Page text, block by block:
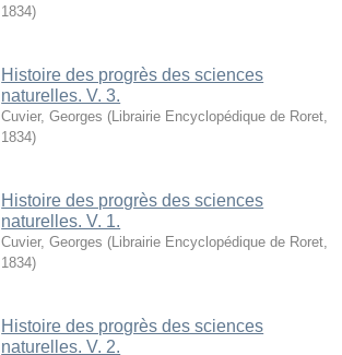
1834)
Histoire des progrès des sciences
naturelles. V. 3.
Cuvier, Georges ( Librairie Encyclopédique de Roret
1834)
Histoire des progrès des sciences
naturelles. V. 1.
Cuvier, Georges ( Librairie Encyclopédique de Roret
1834)
Histoire des progrès des sciences
naturelles. V. 2.